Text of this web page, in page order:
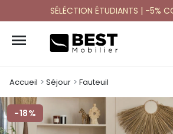
SÉLÉCTION ÉTUDIANTS | -5%

Accueil Séjour Fauteuil
-18%